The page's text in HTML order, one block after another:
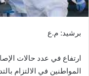
ك
ي
برشيد: م.ع
ارتفاع في عدد حالات
المواطنين في الالتزام